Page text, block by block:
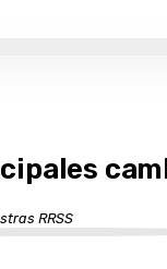
RRSS